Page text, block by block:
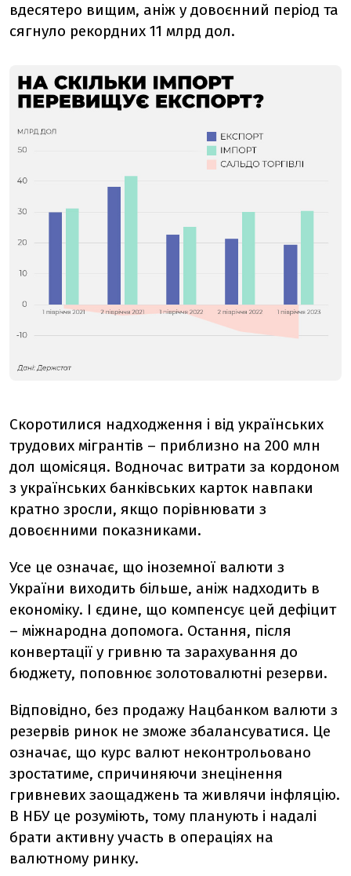
вдесятеро вищим, аніж у довоєнний період та
сягнуло рекордних 11 млрд дол.
Скоротилися надходження і від українських
трудових мігрантів – приблизно на 200 млн
дол щомісяця. Водночас витрати за кордоном
з українських банківських карток навпаки
кратно зросли, якщо порівнювати з
довоєнними показниками.
Усе це означає, що іноземної валюти з
України виходить більше, аніж надходить в
економіку. І єдине, що компенсує цей дефіцит
– міжнародна допомога. Остання, після
конвертації у гривню та зарахування до
бюджету, поповнює золотовалютні резерви.
Відповідно, без продажу Нацбанком валюти з
резервів ринок не зможе збалансуватися. Це
означає, що курс валют неконтрольовано
зростатиме, спричиняючи знецінення
гривневих заощаджень та живлячи інфляцію.
В НБУ це розуміють, тому планують і надалі
брати активну участь в операціях на
валютному ринку.